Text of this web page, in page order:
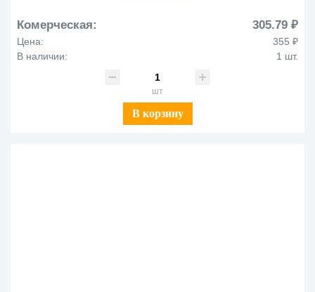
Комерческая: 305.79 ₽
Цена:
355 ₽
В наличии:
1 шт.
шт
В корзину